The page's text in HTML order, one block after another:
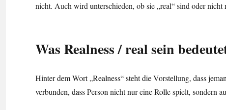
nicht. Auch wird unterschieden, ob sie „real“ sind oder nicht
Was Realness / real sein
Hinter dem Wort „Realness“ steht die Vorstellung, dass
verbunden, dass Person nicht nur eine Rolle spielt, sondern